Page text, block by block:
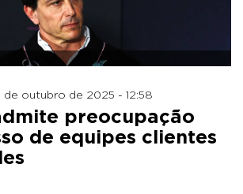
de outubro de 2025 - 12:58
preocupação
de equipes clientes